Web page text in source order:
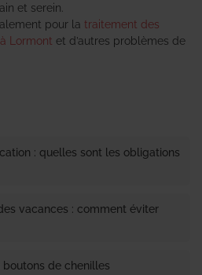
et serein.
pour la traitement des
Lormont et d’autres problèmes de
: quelles sont les obligations
vacances : comment éviter
de chenilles